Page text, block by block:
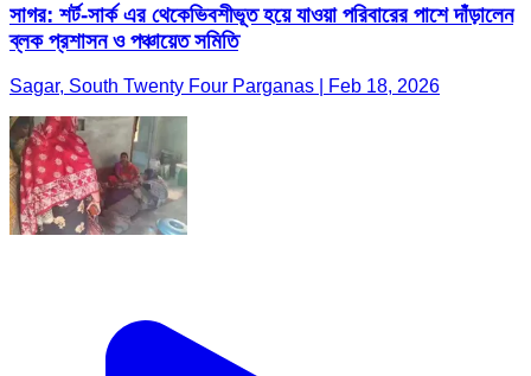
সাগর: শর্ট-সার্ক এর থেকেভিবশীভূত হয়ে যাওয়া পরিবারের পাশে দাঁড়ালেন
ব্লক প্রশাসন ও পঞ্চায়েত সমিতি
Sagar, South Twenty Four Parganas | Feb 18, 2026